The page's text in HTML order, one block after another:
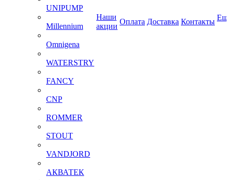
UNIPUMP
Millennium
Omnigena
WATERSTRY
FANCY
CNP
ROMMER
STOUT
VANDJORD
АКВАТЕК
Наши
акции
Оплата Доставка Контакты